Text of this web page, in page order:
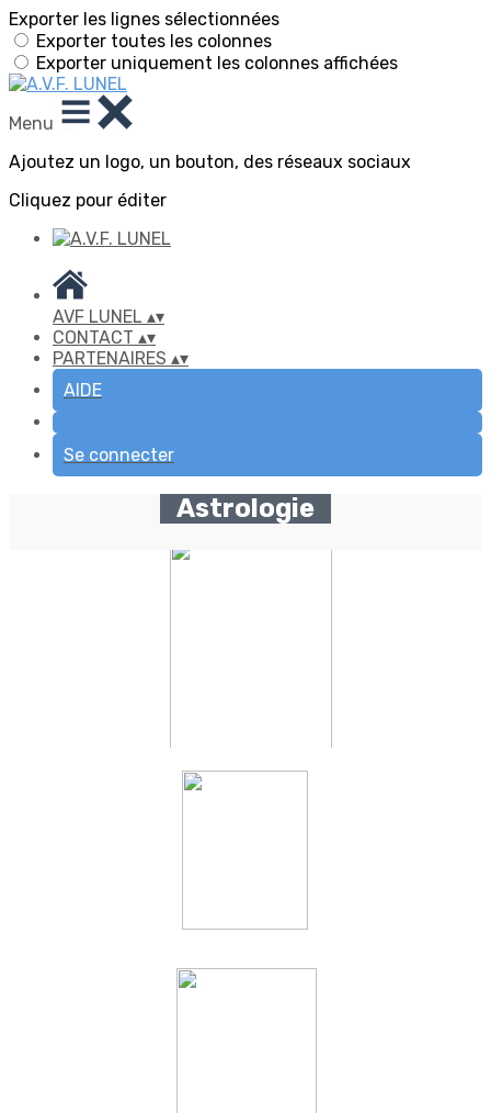
Exporter les lignes sélectionnées
Exporter toutes les colonnes
Exporter uniquement les colonnes affichées
Menu
Ajoutez un logo, un bouton, des réseaux sociaux
Cliquez pour éditer
AVF LUNEL ▴▾
CONTACT ▴▾
PARTENAIRES ▴▾
AIDE
Se connecter
Astrologie